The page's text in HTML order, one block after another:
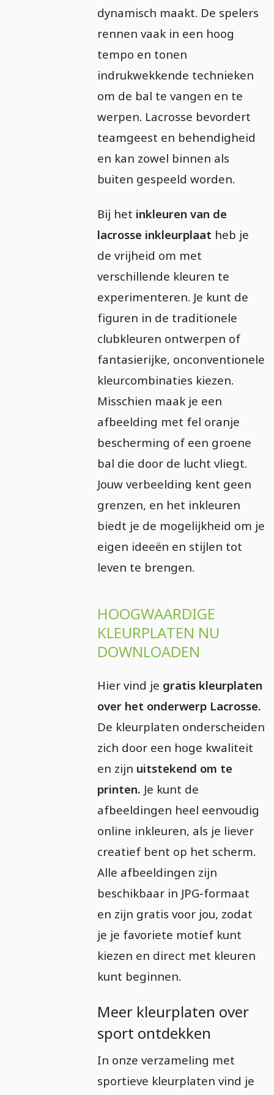
dynamisch maakt. De spelers
rennen vaak in een hoog
tempo en tonen
indrukwekkende technieken
om de bal te vangen en te
werpen. Lacrosse bevordert
teamgeest en behendigheid
en kan zowel binnen als
buiten gespeeld worden.
Bij het inkleuren van de
lacrosse inkleurplaat heb je
de vrijheid om met
verschillende kleuren te
experimenteren. Je kunt de
figuren in de traditionele
clubkleuren ontwerpen of
fantasierijke, onconventionele
kleurcombinaties kiezen.
Misschien maak je een
afbeelding met fel oranje
bescherming of een groene
bal die door de lucht vliegt.
Jouw verbeelding kent geen
grenzen, en het inkleuren
biedt je de mogelijkheid om je
eigen ideeën en stijlen tot
leven te brengen.
HOOGWAARDIGE
KLEURPLATEN NU
DOWNLOADEN
Hier vind je gratis kleurplaten
over het onderwerp Lacrosse.
De kleurplaten onderscheiden
zich door een hoge kwaliteit
en zijn uitstekend om te
printen. Je kunt de
afbeeldingen heel eenvoudig
online inkleuren, als je liever
creatief bent op het scherm.
Alle afbeeldingen zijn
beschikbaar in JPG-formaat
en zijn gratis voor jou, zodat
je je favoriete motief kunt
kiezen en direct met kleuren
kunt beginnen.
Meer kleurplaten over
sport ontdekken
In onze verzameling met
sportieve kleurplaten vind je